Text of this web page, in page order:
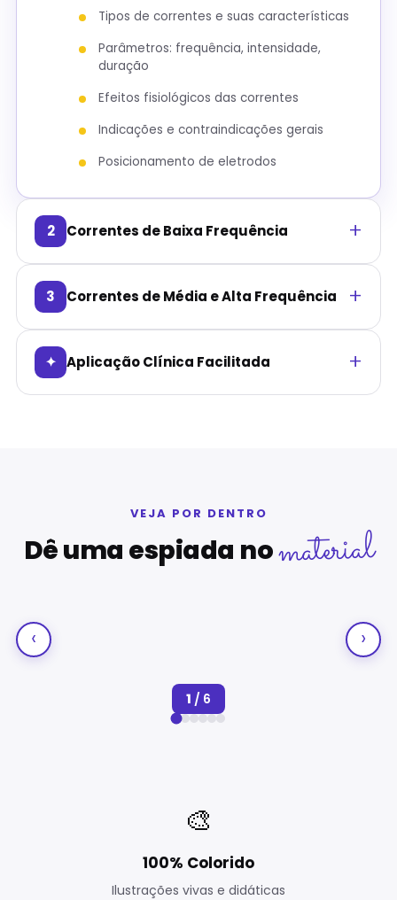
Tipos de correntes e suas características
Parâmetros: frequência, intensidade,
duração
Efeitos fisiológicos das correntes
Indicações e contraindicações gerais
Posicionamento de eletrodos
2 Correntes de Baixa Frequência
3 Correntes de Média e Alta Frequência
✦ Aplicação Clínica Facilitada
VEJA POR DENTRO
Dê uma espiada nomaterial
‹ ›
1 / 6
🎨
100% Colorido
Ilustrações vivas e didáticas